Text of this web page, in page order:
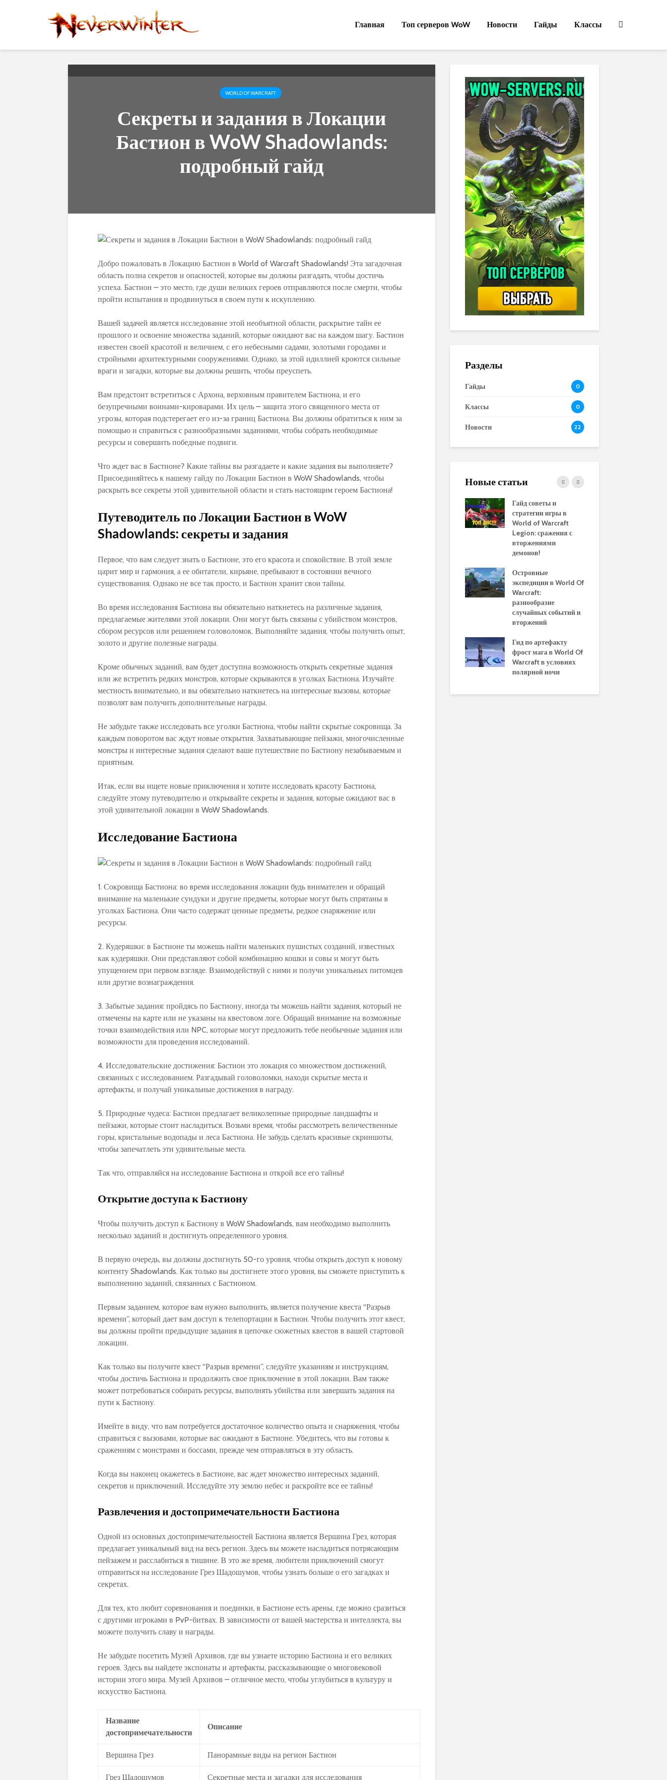
Главная Топ серверов WoW Новости Гайды Классы
WORLD OF WARCRAFT
Секреты и задания в Локации
Бастион в WoW Shadowlands:
подробный гайд
Добро пожаловать в Локацию Бастион в World of Warcraft Shadowlands! Эта загадочная
область полна секретов и опасностей, которые вы должны разгадать, чтобы достичь
успеха. Бастион – это место, где души великих героев отправляются после смерти, чтобы
пройти испытания и продвинуться в своем пути к искуплению.
Вашей задачей является исследование этой необъятной области, раскрытие тайн ее
прошлого и освоение множества заданий, которые ожидают вас на каждом шагу. Бастион
известен своей красотой и величием, с его небесными садами, золотыми городами и
стройными архитектурными сооружениями. Однако, за этой идиллией кроются сильные
враги и загадки, которые вы должны решить, чтобы преуспеть.
Вам предстоит встретиться с Архона, верховным правителем Бастиона, и его
безупречными воинами-кироварами. Их цель – защита этого священного места от
угрозы, которая подстерегает его из-за границ Бастиона. Вы должны обратиться к ним за
помощью и справиться с разнообразными заданиями, чтобы собрать необходимые
ресурсы и совершить победные подвиги.
Что ждет вас в Бастионе? Какие тайны вы разгадаете и какие задания вы выполняете?
Присоединяйтесь к нашему гайду по Локации Бастион в WoW Shadowlands, чтобы
раскрыть все секреты этой удивительной области и стать настоящим героем Бастиона!
Путеводитель по Локации Бастион в WoW
Shadowlands: секреты и задания
Первое, что вам следует знать о Бастионе, это его красота и спокойствие. В этой земле
царит мир и гармония, а ее обитатели, кирьяне, пребывают в состоянии вечного
существования. Однако не все так просто, и Бастион хранит свои тайны.
Во время исследования Бастиона вы обязательно наткнетесь на различные задания,
предлагаемые жителями этой локации. Они могут быть связаны с убийством монстров,
сбором ресурсов или решением головоломок. Выполняйте задания, чтобы получить опыт,
золото и другие полезные награды.
Кроме обычных заданий, вам будет доступна возможность открыть секретные задания
или же встретить редких монстров, которые скрываются в уголках Бастиона. Изучайте
местность внимательно, и вы обязательно наткнетесь на интересные вызовы, которые
позволят вам получить дополнительные награды.
Не забудьте также исследовать все уголки Бастиона, чтобы найти скрытые сокровища. За
каждым поворотом вас ждут новые открытия. Захватывающие пейзажи, многочисленные
монстры и интересные задания сделают ваше путешествие по Бастиону незабываемым и
приятным.
Итак, если вы ищете новые приключения и хотите исследовать красоту Бастиона,
следуйте этому путеводителю и открывайте секреты и задания, которые ожидают вас в
этой удивительной локации в WoW Shadowlands.
Исследование Бастиона
1. Сокровища Бастиона: во время исследования локации будь внимателен и обращай
внимание на маленькие сундуки и другие предметы, которые могут быть спрятаны в
уголках Бастиона. Они часто содержат ценные предметы, редкое снаряжение или
ресурсы.
2. Кудеряшки: в Бастионе ты можешь найти маленьких пушистых созданий, известных
как кудеряшки. Они представляют собой комбинацию кошки и совы и могут быть
упущением при первом взгляде. Взаимодействуй с ними и получи уникальных питомцев
или другие вознаграждения.
3. Забытые задания: пройдясь по Бастиону, иногда ты можешь найти задания, который не
отмечены на карте или не указаны на квестовом логе. Обращай внимание на возможные
точки взаимодействия или NPC, которые могут предложить тебе необычные задания или
возможности для проведения исследований.
4. Исследовательские достижения: Бастион это локация со множеством достижений,
связанных с исследованием. Разгадывай головоломки, находи скрытые места и
артефакты, и получай уникальные достижения в награду.
5. Природные чудеса: Бастион предлагает великолепные природные ландшафты и
пейзажи, которые стоит насладиться. Возьми время, чтобы рассмотреть величественные
горы, кристальные водопады и леса Бастиона. Не забудь сделать красивые скриншоты,
чтобы запечатлеть эти удивительные места.
Так что, отправляйся на исследование Бастиона и открой все его тайны!
Открытие доступа к Бастиону
Чтобы получить доступ к Бастиону в WoW Shadowlands, вам необходимо выполнить
несколько заданий и достигнуть определенного уровня.
В первую очередь, вы должны достигнуть 50-го уровня, чтобы открыть доступ к новому
контенту Shadowlands. Как только вы достигнете этого уровня, вы сможете приступить к
выполнению заданий, связанных с Бастионом.
Первым заданием, которое вам нужно выполнить, является получение квеста “Разрыв
времени”, который дает вам доступ к телепортации в Бастион. Чтобы получить этот квест,
вы должны пройти предыдущие задания в цепочке сюжетных квестов в вашей стартовой
локации.
Как только вы получите квест “Разрыв времени”, следуйте указаниям и инструкциям,
чтобы достичь Бастиона и продолжить свое приключение в этой локации. Вам также
может потребоваться собирать ресурсы, выполнять убийства или завершать задания на
пути к Бастиону.
Имейте в виду, что вам потребуется достаточное количество опыта и снаряжения, чтобы
справиться с вызовами, которые вас ожидают в Бастионе. Убедитесь, что вы готовы к
сражениям с монстрами и боссами, прежде чем отправляться в эту область.
Когда вы наконец окажетесь в Бастионе, вас ждет множество интересных заданий,
секретов и приключений. Исследуйте эту землю небес и раскройте все ее тайны!
Развлечения и достопримечательности Бастиона
Одной из основных достопримечательностей Бастиона является Вершина Грез, которая
предлагает уникальный вид на весь регион. Здесь вы можете насладиться потрясающим
пейзажем и расслабиться в тишине. В это же время, любители приключений смогут
отправиться на исследование Грез Шадошумов, чтобы узнать больше о его загадках и
секретах.
Для тех, кто любит соревнования и поединки, в Бастионе есть арены, где можно сразиться
с другими игроками в PvP-битвах. В зависимости от вашей мастерства и интеллекта, вы
можете получить славу и награды.
Не забудьте посетить Музей Архивов, где вы узнаете историю Бастиона и его великих
героев. Здесь вы найдете экспонаты и артефакты, рассказывающие о многовековой
истории этого мира. Музей Архивов – отличное место, чтобы углубиться в культуру и
искусство Бастиона.
Название
достопримечательности
Описание
Вершина Грез Панорамные виды на регион Бастион
Грез Шадошумов Секретные места и загадки для исследования
Разделы
Гайды 0
Классы 0
Новости 22
Новые статьи
в World of Warcraft:
стратегии и тактики
использованию
макросов для воина в
World of Warcraft:
эффективности
Путеводитель по
World of Warcraft
Руководство по
Гайд советы и
стратегии игры в
World of Warcraft
Legion: сражения с
вторжениями
демонов!
Островные
экспедиции в World Of
Warcraft:
разнообразие
случайных событий и
вторжений
Гид по артефакту
фрост мага в World Of
Warcraft в условиях
полярной ночи